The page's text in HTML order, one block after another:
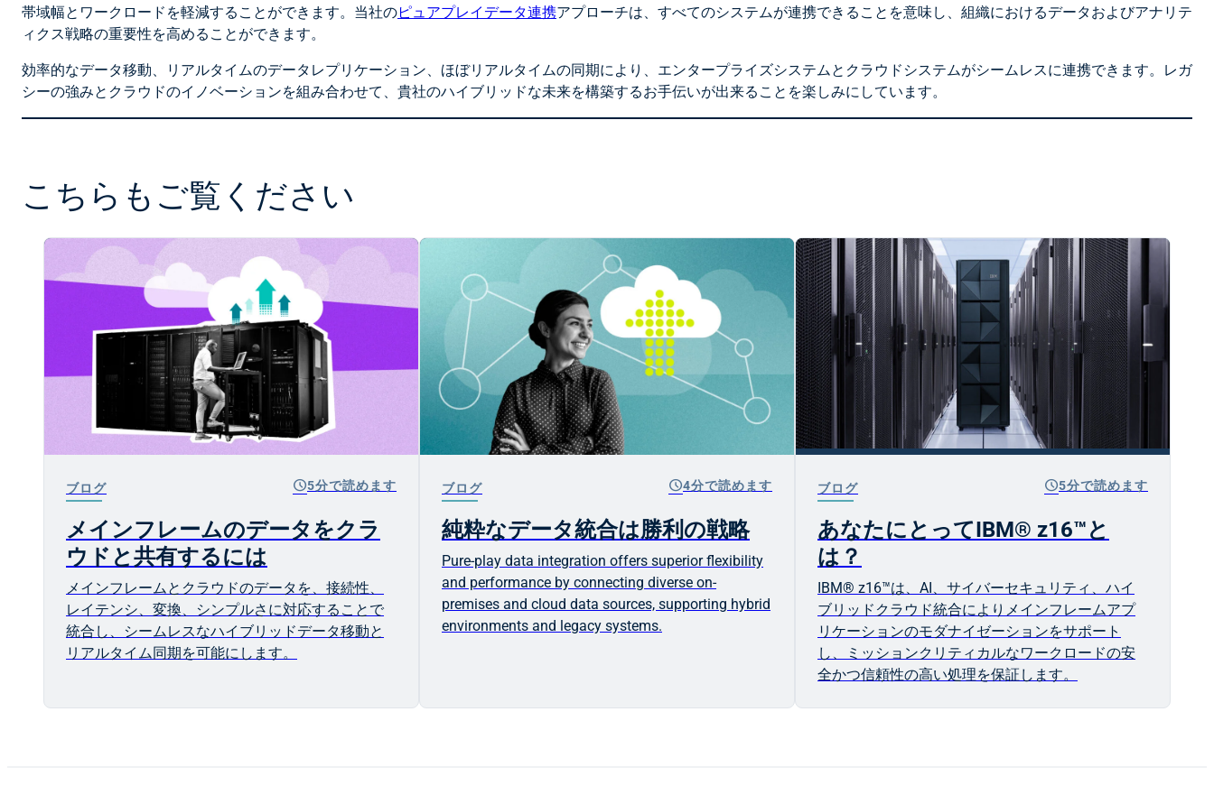
帯域幅とワークロードを軽減することができます。当社のピュアプレイデータ連携アプローチは、すべてのシステムが連携できることを意味し、組織におけるデータおよびアナリテ
ィクス戦略の重要性を高めることができます。
効率的なデータ移動、リアルタイムのデータレプリケーション、ほぼリアルタイムの同期により、エンタープライズシステムとクラウドシステムがシームレスに連携できます。レガ
シーの強みとクラウドのイノベーションを組み合わせて、貴社のハイブリッドな未来を構築するお手伝いが出来ることを楽しみにしています。
こちらもご覧ください
ブログ schedule5分で読めます
メインフレームのデータをクラ
ウドと共有するには
メインフレームとクラウドのデータを、接続性、
レイテンシ、変換、シンプルさに対応することで
統合し、シームレスなハイブリッドデータ移動と
リアルタイム同期を可能にします。
ブログ schedule4分で読めます
純粋なデータ統合は勝利の戦略
Pure-play data integration offers superior flexibility
and performance by connecting diverse on-
premises and cloud data sources, supporting hybrid
environments and legacy systems.
ブログ schedule5分で読めます
あなたにとってIBM® z16™と
は？
IBM® z16™は、AI、サイバーセキュリティ、ハイ
ブリッドクラウド統合によりメインフレームアプ
リケーションのモダナイゼーションをサポート
し、ミッションクリティカルなワークロードの安
全かつ信頼性の高い処理を保証します。